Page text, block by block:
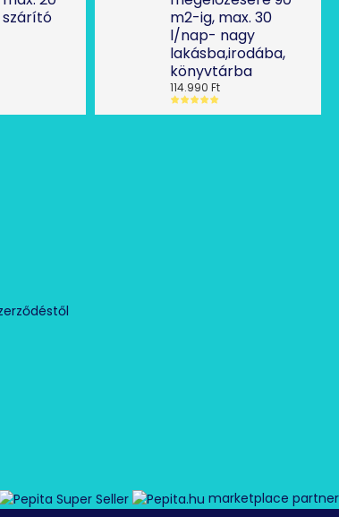
m2-ig, max. 30
l/nap- nagy
lakásba,irodába,
könyvtárba
114.990 Ft
marketplace partner